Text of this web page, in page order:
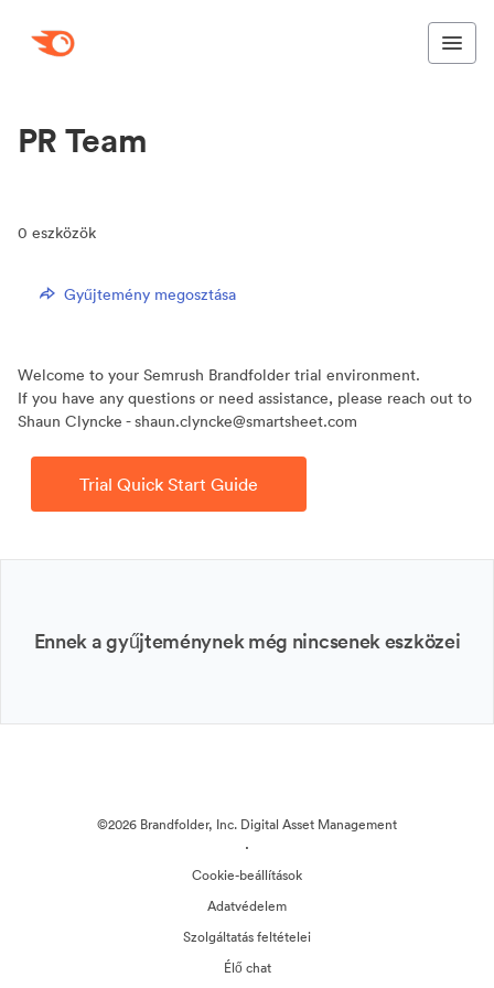
PR Team
0 eszközök
Gyűjtemény megosztása
Welcome to your Semrush Brandfolder trial environment.
If you have any questions or need assistance, please reach out to
Shaun Clyncke - shaun.clyncke@smartsheet.com
Trial Quick Start Guide
Ennek a gyűjteménynek még nincsenek eszközei
©2026 Brandfolder, Inc. Digital Asset Management
·
Cookie-beállítások
Adatvédelem
Szolgáltatás feltételei
Élő chat